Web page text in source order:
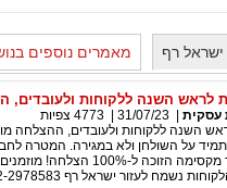
רף מאמרים נוספים
לראש השנה ללקוחות
עסקית 31/07/23
4773 צפיות
השנה ללקוחות ולעובדים, ההצלחה
על השולחן ולא במגירה. המטרה
הערכתכם ואהבתכם בדרך
נשמח לעזור ישראל רף 052-2978583